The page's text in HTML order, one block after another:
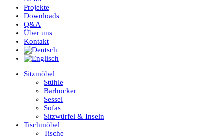
Projekte
Downloads
Q&A
Über uns
Kontakt
Sitzmöbel
Stühle
Barhocker
Sessel
Sofas
Sitzwürfel & Inseln
Tischmöbel
Tische